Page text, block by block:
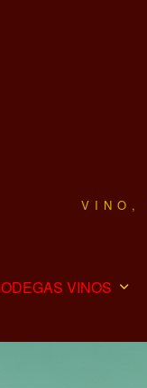
VINO,
VINOS